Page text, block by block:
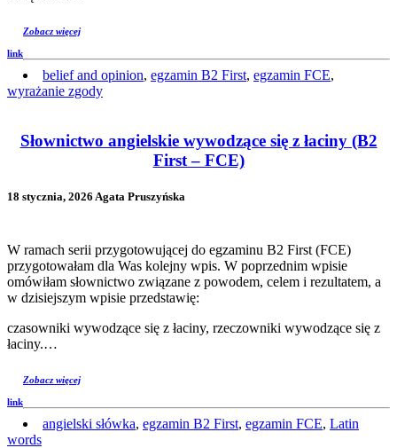
link
Zobacz więcej
belief and opinion, egzamin B2 First, egzamin FCE,
wyrażanie zgody
Słownictwo angielskie wywodzące się z łaciny (B2
First – FCE)
18 stycznia, 2026 Agata Pruszyńska
W ramach serii przygotowującej do egzaminu B2 First (FCE)
przygotowałam dla Was kolejny wpis. W poprzednim wpisie
omówiłam słownictwo związane z powodem, celem i rezultatem, a
w dzisiejszym wpisie przedstawię:
czasowniki wywodzące się z łaciny, rzeczowniki wywodzące się z
łaciny.…
link
Zobacz więcej
angielski słówka, egzamin B2 First, egzamin FCE, Latin
words